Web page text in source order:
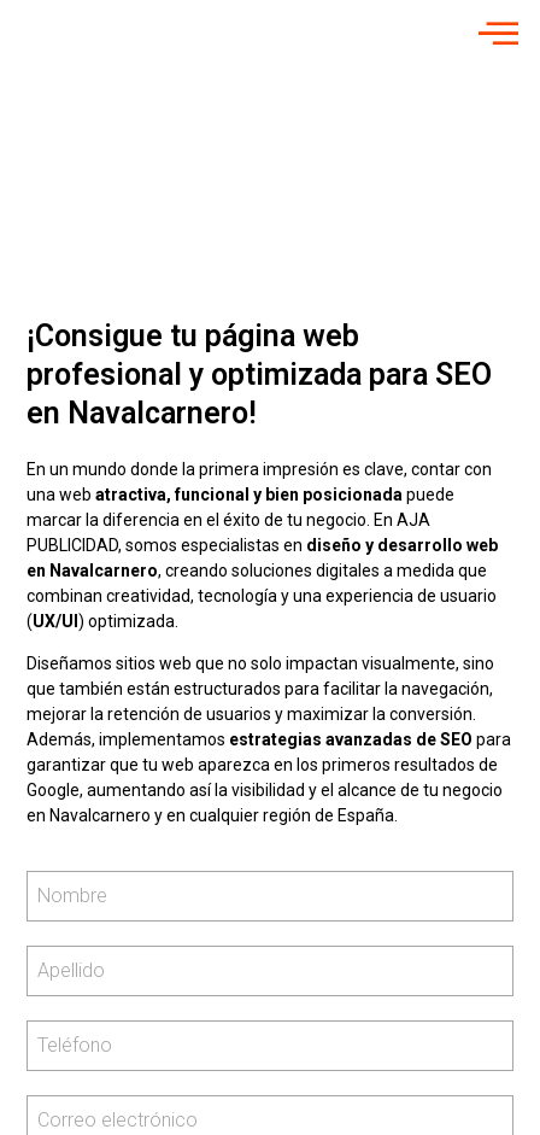
¡Consigue tu página web
profesional y optimizada para SEO
en Navalcarnero!
En un mundo donde la primera impresión es clave, contar con
una webatractiva, funcional y bien posicionada puede
marcar la diferencia en el éxito de tu negocio. En AJA
PUBLICIDAD, somos especialistas en diseño y desarrollo web
en Navalcarnero, creando soluciones digitales a medida que
combinan creatividad, tecnología y una experiencia de usuario
(UX/UI) optimizada.
Diseñamos sitios web que no solo impactan visualmente, sino
que también están estructurados para facilitar la navegación,
mejorar la retención de usuarios y maximizar la conversión.
Además, implementamos estrategias avanzadas de SEO para
garantizar que tu web aparezca en los primeros resultados de
Google, aumentando así la visibilidad y el alcance de tu negocio
en Navalcarnero y en cualquier región de España.